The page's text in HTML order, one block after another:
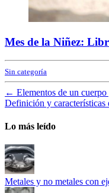
Mes de la Niñez:
Sin categoría
← Elementos de un
Definición y características
Lo más leído
Metales y no metales con